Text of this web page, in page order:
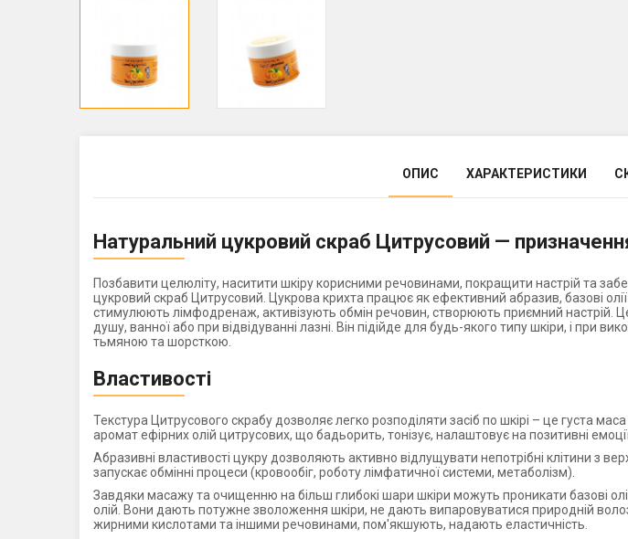
ОПИС ХАРАКТЕРИСТИКИ
Натуральний цукровий скраб Цитрусовий —
Позбавити целюліту, наситити шкіру корисними речовинами, покращити настрій та
цукровий скраб Цитрусовий. Цукрова крихта працює як ефективний абразив, базові
стимулюють лімфодренаж, активізують обмін речовин, створюють приємний
душу, ванної або при відвідуванні лазні. Він підійде для будь-якого типу шкіри, і при
тьмяною та шорсткою.
Властивості
Текстура Цитрусового скрабу дозволяє легко розподіляти засіб по шкірі – це густа
аромат ефірних олій цитрусових, що бадьорить, тонізує, налаштовує на позитивні
Абразивні властивості цукру дозволяють активно відлущувати непотрібні клітини з
запускає обмінні процеси (кровообіг, роботу лімфатичної системи, метаболізм).
Завдяки масажу та очищенню на більш глибокі шари шкіри можуть проникати базові
олій. Вони дають потужне зволоження шкіри, не дають випаровуватися природній
жирними кислотами та іншими речовинами, пом'якшують, надають еластичність.